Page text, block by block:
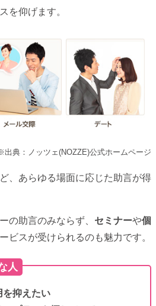
を仰げます。
出典：ノッツェ(NOZZE)公式ホームページ
、あらゆる場面に応じた助言が得
の助言のみならず、 セミナーや個
ビスが受けられるのも魅力です。
人
を抑えたい